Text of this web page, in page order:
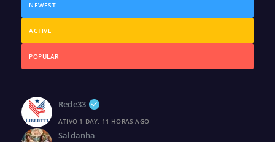
NEWEST
ACTIVE
POPULAR
Rede33
ATIVO 1 DAY, 11 HORAS AGO
Saldanha